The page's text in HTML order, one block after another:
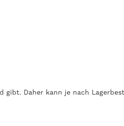
Daher kann je nach